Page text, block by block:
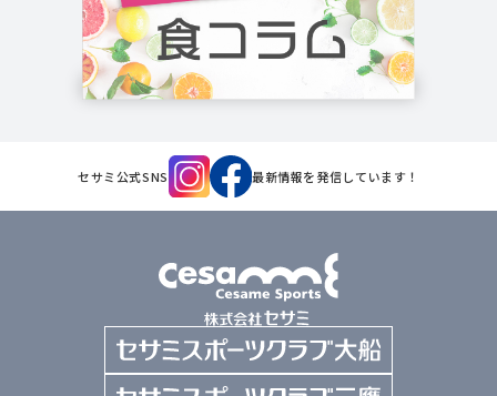
セサミ公式SNS 最新情報を発信しています！